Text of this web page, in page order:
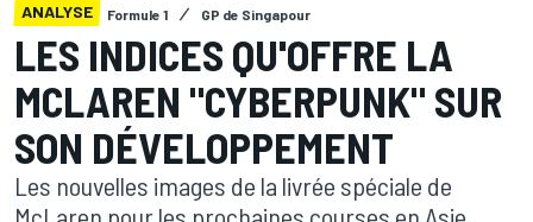
ANALYSE Formule 1 GP de Singapour
LES INDICES QU'OFFRE LA
MCLAREN "CYBERPUNK" SUR
SON DÉVELOPPEMENT
Les nouvelles images de la livrée spéciale de